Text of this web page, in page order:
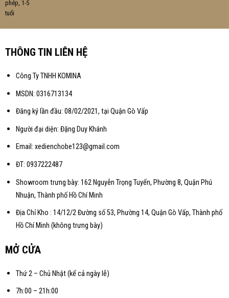
THÔNG TIN LIÊN HỆ
Công Ty TNHH KOMINA
MSDN: 0316713134
Đăng ký lần đầu: 08/02/2021, tại Quận Gò Vấp
Người đại diện: Đặng Duy Khánh
Email: xedienchobe123@gmail.com
ĐT: 0937222487
Showroom trưng bày: 162 Nguyễn Trọng Tuyển, Phường 8, Quận Phú
Nhuận, Thành phố Hồ Chí Minh
Địa Chỉ Kho : 14/12/2 Đường số 53, Phường 14, Quận Gò Vấp, Thành phố
Hồ Chí Minh (không trưng bày)
MỞ CỬA
Thứ 2 – Chủ Nhật (kể cả ngày lễ)
7h:00 – 21h:00